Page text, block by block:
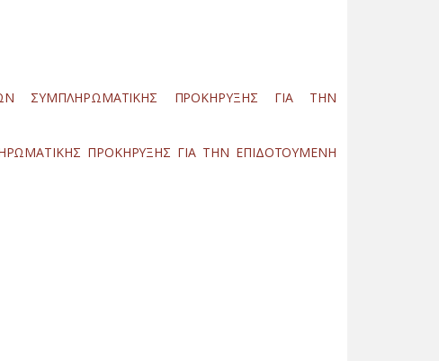
ΣΥΜΠΛΗΡΩΜΑΤΙΚΗΣ ΠΡΟΚΗΡΥΞΗΣ ΓΙΑ ΤΗΝ
ΠΡΟΚΗΡΥΞΗΣ ΓΙΑ ΤΗΝ ΕΠΙΔΟΤΟΥΜΕΝΗ